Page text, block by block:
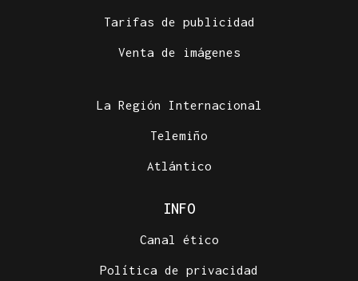
Tarifas de publicidad
Venta de imágenes
La Región Internacional
Telemiño
Atlántico
INFO
Canal ético
Política de privacidad